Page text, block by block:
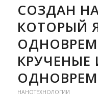
СОЗДАН
КОТОРЫЙ
КРУЧЕНЫЕ
НАНОТЕХНОЛОГИИ